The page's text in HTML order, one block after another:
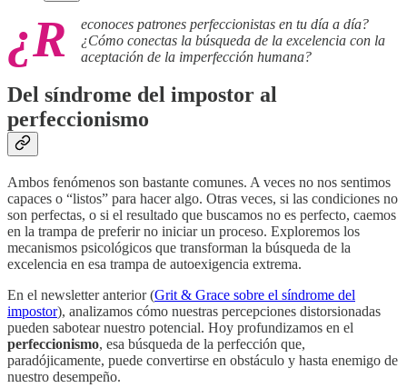
¿R
econoces patrones perfeccionistas en tu día a día?
¿Cómo conectas la búsqueda de la excelencia con la
aceptación de la imperfección humana?
Del síndrome del impostor al
perfeccionismo
Ambos fenómenos son bastante comunes. A veces no nos sentimos
capaces o “listos” para hacer algo. Otras veces, si las condiciones no
son perfectas, o si el resultado que buscamos no es perfecto, caemos
en la trampa de preferir no iniciar un proceso. Exploremos los
mecanismos psicológicos que transforman la búsqueda de la
excelencia en esa trampa de autoexigencia extrema.
En el newsletter anterior (Grit & Grace sobre el síndrome del
impostor), analizamos cómo nuestras percepciones distorsionadas
pueden sabotear nuestro potencial. Hoy profundizamos en el
perfeccionismo, esa búsqueda de la perfección que,
paradójicamente, puede convertirse en obstáculo y hasta enemigo de
nuestro desempeño.